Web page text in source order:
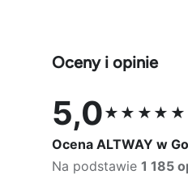
Oceny i opinie
5,0★★★★★
Ocena 5,0 na 5
Ocena ALTWAY w
Na podstawie 1 185